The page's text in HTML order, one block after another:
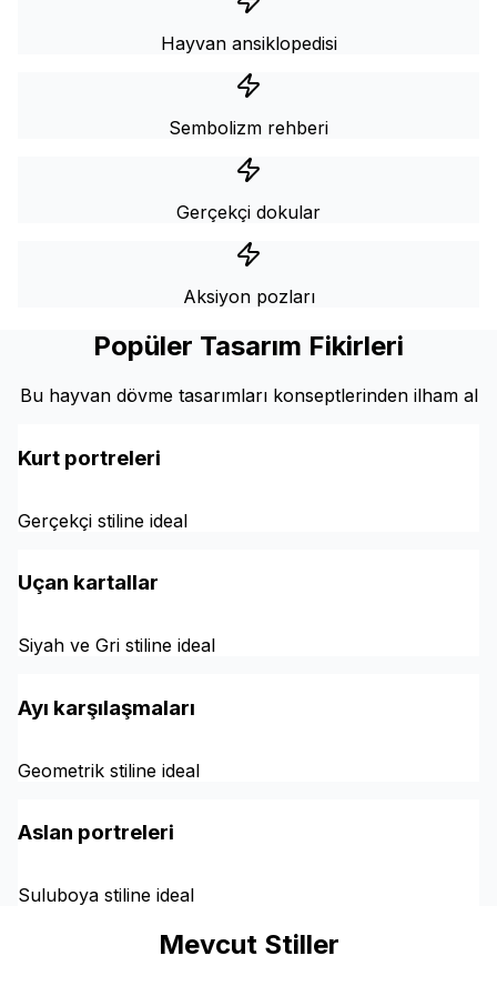
Hayvan ansiklopedisi
Sembolizm rehberi
Gerçekçi dokular
Aksiyon pozları
Popüler Tasarım Fikirleri
Bu hayvan dövme tasarımları konseptlerinden ilham al
Kurt portreleri
Gerçekçi stiline ideal
Uçan kartallar
Siyah ve Gri stiline ideal
Ayı karşılaşmaları
Geometrik stiline ideal
Aslan portreleri
Suluboya stiline ideal
Mevcut Stiller